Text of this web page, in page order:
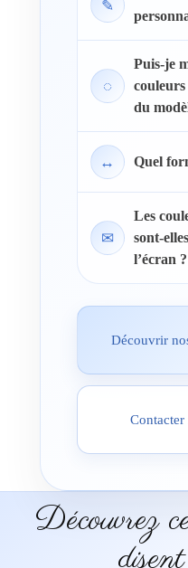
✎
◌
Puis-je
couleurs
du
↔ Quel
✉
Les
sont-
l’écran ?
Découvrir
Contacter
Découvrez